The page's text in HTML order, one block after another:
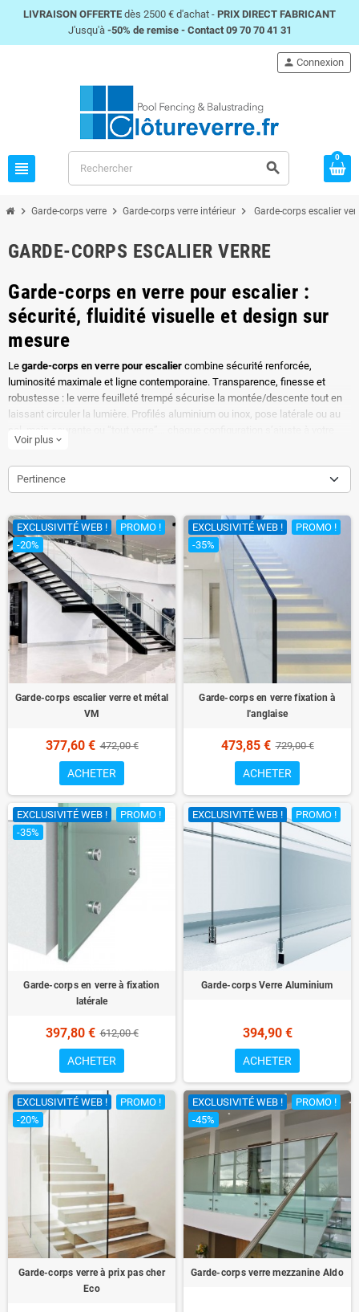
LIVRAISON OFFERTE dès 2500 € d'achat - PRIX DIRECT FABRICANT
J'usqu'à -50% de remise - Contact 09 70 70 41 31
view_headline search
person Connexion
0
chevron_right Garde-corps verre chevron_right Garde-corps verre intérieur chevron_right Garde-corps escalier
GARDE-CORPS ESCALIER VERRE
Garde-corps en verre pour escalier :
sécurité, fluidité visuelle et design sur
mesure
Le garde-corps en verre pour escalier combine sécurité renforcée,
luminosité maximale et ligne contemporaine. Transparence, finesse et
robustesse : le verre feuilleté trempé sécurise la montée/descente tout en
laissant circuler la lumière. Profilés aluminium ou inox, pose latérale ou au
escalier droit, quart-tournant ou hélicoïdal. Consultez aussi notre
mezzanine au sein d’un même projet.
Voir plus expand_more
Pertinence
EXCLUSIVITÉ WEB !
PROMO !
-20%
Garde-corps escalier verre et métal
VM
377,60 € 472,00 €
ACHETER
EXCLUSIVITÉ WEB !
PROMO !
-35%
Garde-corps en verre fixation à
l'anglaise
473,85 € 729,00 €
ACHETER
EXCLUSIVITÉ WEB !
PROMO !
-35%
Garde-corps en verre à fixation
latérale
397,80 € 612,00 €
ACHETER
EXCLUSIVITÉ WEB ! PROMO !
Garde-corps Verre Aluminium
394,90 €
ACHETER
EXCLUSIVITÉ WEB !
PROMO !
-20%
Garde-corps verre à prix pas cher
Eco
EXCLUSIVITÉ WEB !
PROMO !
-45%
Garde-corps verre mezzanine Aldo